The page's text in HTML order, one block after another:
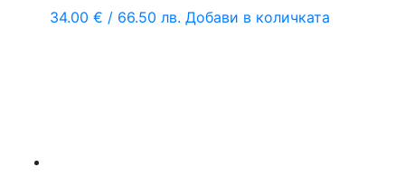
34.00 € / 66.50 лв. Добави в количката